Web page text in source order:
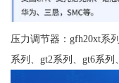
压力调节器：gfh20xt系
系列、gt2系列、gt6系列